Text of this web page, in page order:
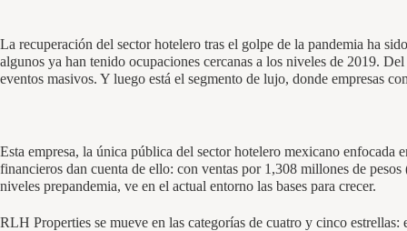
La recuperación del sector hotelero tras el golpe de la pandemia ha
algunos ya han tenido ocupaciones cercanas a los niveles de 2019.
eventos masivos. Y luego está el segmento de lujo, donde empresas
Esta empresa, la única pública del sector hotelero mexicano enfocada
financieros dan cuenta de ello: con ventas por 1,308 millones de
niveles prepandemia, ve en el actual entorno las bases para crecer.
RLH Properties se mueve en las categorías de cuatro y cinco